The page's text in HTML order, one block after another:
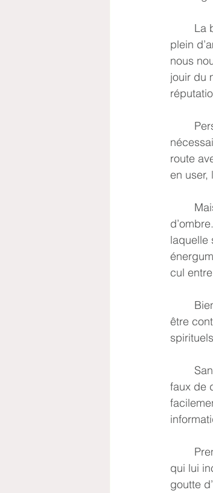
plein
nous
jouir du
route
en user,
laquelle
cul
être
faux de
qui lui
goutte